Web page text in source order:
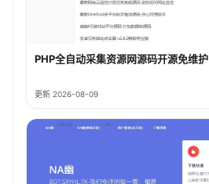
PHP全自动采集资源网源码开源免维护
更新 2026-08-09